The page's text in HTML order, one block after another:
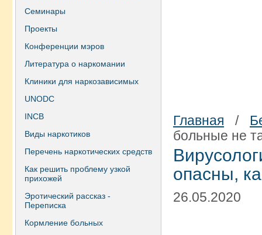
Семинары
Проекты
Конференции мэров
Литература о наркомании
Клиники для наркозависимых
UNODC
INCB
Виды наркотиков
Перечень наркотических средств
Как решить проблему узкой
прихожей
Эротический рассказ -
Переписка
Кормление больных
Главная /
больные не
опасны,
26.05.2020